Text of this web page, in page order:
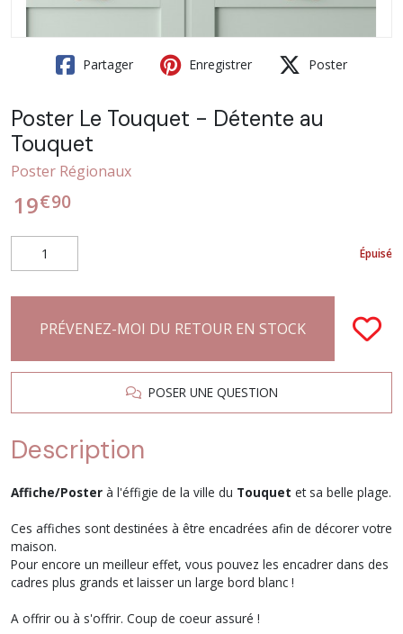
Partager Enregistrer Poster
Poster Le Touquet - Détente au
Touquet
Poster Régionaux
19€90
Épuisé
PRÉVENEZ-MOI DU RETOUR EN STOCK
POSER UNE QUESTION
Description
Affiche/Poster à l'éffigie de la ville du Touquet et sa belle plage.
Ces affiches sont destinées à être encadrées afin de décorer votre
maison.
Pour encore un meilleur effet, vous pouvez les encadrer dans des
cadres plus grands et laisser un large bord blanc !
A offrir ou à s'offrir. Coup de coeur assuré !